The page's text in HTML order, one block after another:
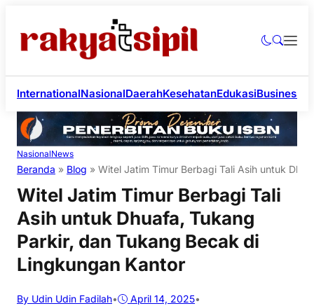
InternationalNasionalDaerahKesehatanEdukasiBusiness
NasionalNews
Beranda » Blog » Witel Jatim Timur Berbagi Tali Asih untuk
Witel Jatim Timur Berbagi Tali
Asih untuk Dhuafa, Tukang
Parkir, dan Tukang Becak di
Lingkungan Kantor
By Udin Udin Fadilah• April 14, 2025•